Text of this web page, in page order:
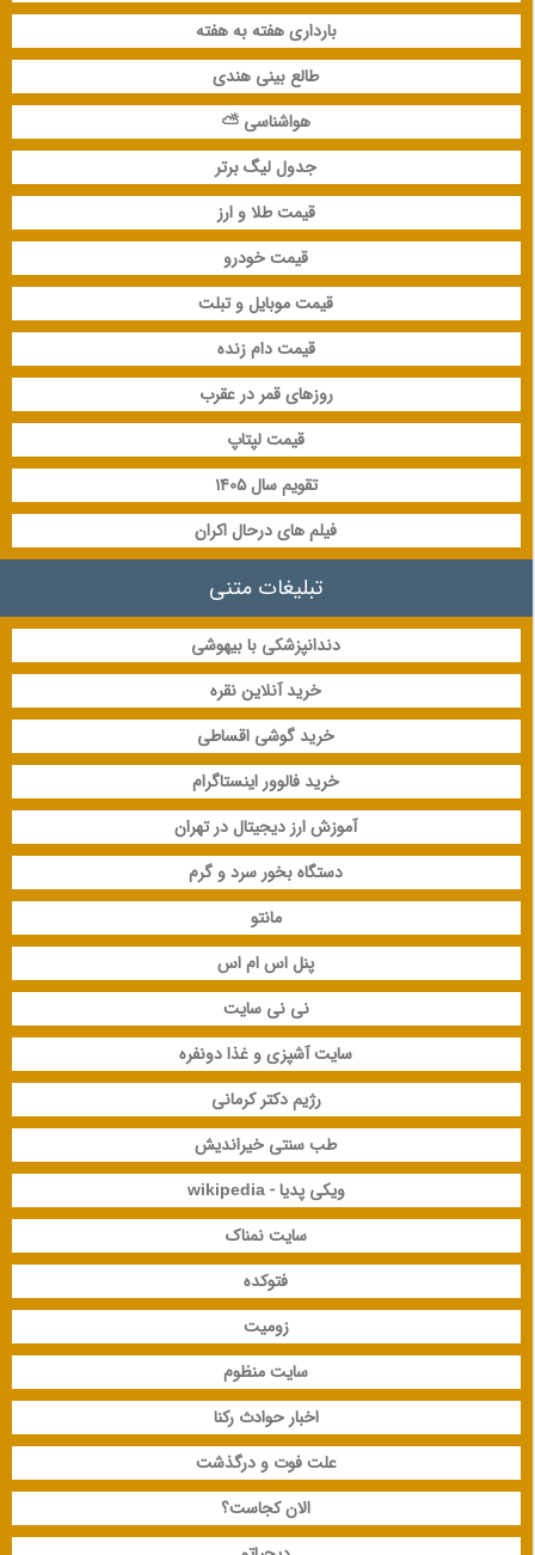
بارداری هفته به هفته
طالع بینی هندی
هواشناسی ⛅
جدول لیگ برتر
قیمت طلا و ارز
قیمت خودرو
قیمت موبایل و تبلت
قیمت دام زنده
روزهای قمر در عقرب
قیمت لپتاپ
تقویم سال 1405
فیلم های درحال اکران
تبلیغات متنی
دندانپزشکی با بیهوشی
خرید آنلاین نقره
خرید گوشی اقساطی
خرید فالوور اینستاگرام
آموزش ارز دیجیتال در تهران
دستگاه بخور سرد و گرم
مانتو
پنل اس ام اس
نی نی سایت
سایت آشپزی و غذا دونفره
رژیم دکتر کرمانی
طب سنتی خیراندیش
ویکی پدیا - wikipedia
سایت نمناک
فتوکده
زومیت
سایت منظوم
اخبار حوادث رکنا
علت فوت و درگذشت
الان کجاست؟